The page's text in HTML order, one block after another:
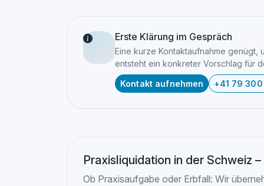
Erste Klärung im Gespräch
Eine kurze Kontaktaufnahme genügt,
entsteht ein konkreter Vorschlag für
Kontakt aufnehmen
+41 79
Praxisliquidation in der Schweiz
Ob Praxisaufgabe oder Erbfall: Wir